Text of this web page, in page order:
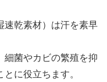
速乾素材）は汗を素早
細菌やカビの繁殖を抑
に役立ちます。